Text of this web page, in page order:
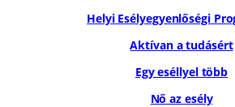
Helyi Esélyegyenlőségi
Aktívan a tudásért
Egy eséllyel több
Nő az esély